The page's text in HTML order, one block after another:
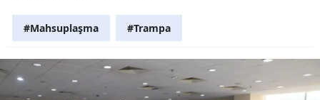
#Mahsuplaşma #Trampa